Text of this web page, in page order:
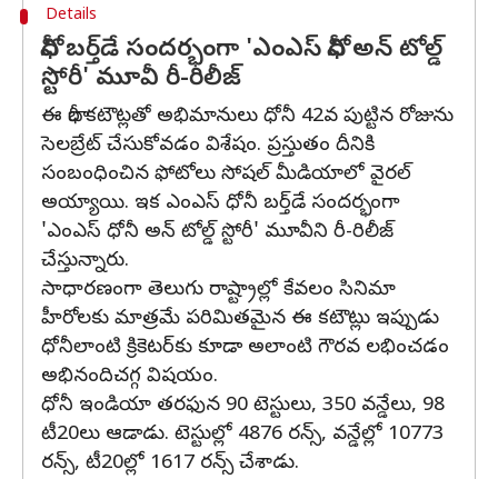
Details
ధోనీ బర్త్‌డే సందర్భంగా 'ఎంఎస్ ధోనీ అన్ టోల్డ్
స్టోరీ' మూవీ రీ-రిలీజ్
ఈ భారీ కటౌట్లతో అభిమానులు ధోనీ 42వ పుట్టిన రోజును
సెలబ్రేట్ చేసుకోవడం విశేషం. ప్రస్తుతం దీనికి
సంబంధించిన ఫోటోలు సోషల్ మీడియాలో వైరల్
అయ్యాయి. ఇక ఎంఎస్ ధోనీ బర్త్‌డే సందర్భంగా
'ఎంఎస్ ధోనీ అన్ టోల్డ్ స్టోరీ' మూవీని రీ-రిలీజ్
చేస్తున్నారు.
సాధారణంగా తెలుగు రాష్ట్రాల్లో కేవలం సినిమా
హీరోలకు మాత్రమే పరిమితమైన ఈ కటౌట్లు ఇప్పుడు
ధోనీలాంటి క్రికెటర్‌కు కూడా అలాంటి గౌరవ లభించడం
అభినందిచగ్గ విషయం.
ధోనీ ఇండియా తరఫున 90 టెస్టులు, 350 వన్డేలు, 98
టీ20లు ఆడాడు. టెస్టుల్లో 4876 రన్స్, వన్డేల్లో 10773
రన్స్, టీ20ల్లో 1617 రన్స్ చేశాడు.